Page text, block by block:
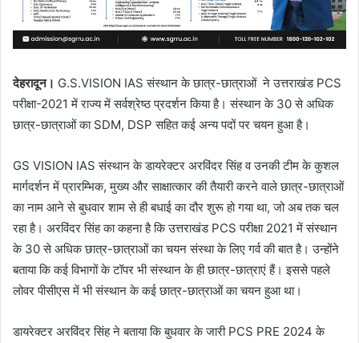
देहरादून। G.S.VISION IAS संस्थान के छात्र-छात्राओं ने उत्तराखंड PCS
परीक्षा-2021 में राज्य में सर्वश्रेष्ठ प्रदर्शन किया है। संस्थान के 30 से अधिक
छात्र-छात्राओं का SDM, DSP सहित कई अन्य पदों पर चयन हुआ है।
GS VISION IAS संस्थान के डायरेक्टर अरविंदर सिंह व उनकी टीम के कुशल
मार्गदर्शन में प्रारम्भिक, मुख्य और साक्षात्कार की तैयारी करने वाले छात्र-छात्राओं
का नाम आने से बुधवार शाम से ही बधाई का दौर शुरू हो गया था, जो अब तक चल
रहा है। अरविंदर सिंह का कहना है कि उत्तराखंड PCS परीक्षा 2021 में संस्थान
के 30 से अधिक छात्र-छात्राओं का चयन संस्था के लिए गर्व की बात है। उन्होंने
बताया कि कई विभागों के टॉपर भी संस्थान के ही छात्र-छात्राएं हैं। इससे पहले
लोवर पीसीएस में भी संस्थान के कई छात्र-छात्राओं का चयन हुआ था।
डायरेक्टर अरविंदर सिंह ने बताया कि बुधवार के जारी PCS PRE 2024 के